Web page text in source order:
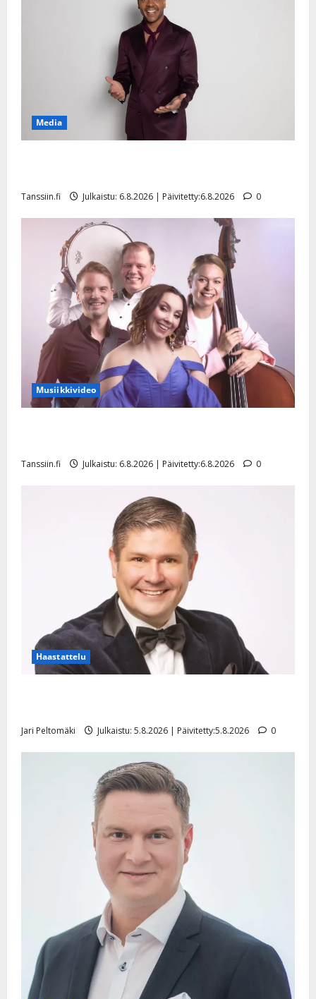
Media
Tanssiin.fi Julkaistu: 6.8.2026 | Päivitetty:6.8.2026 0
Musiikkivideo
Tanssiin.fi Julkaistu: 6.8.2026 | Päivitetty:6.8.2026 0
Haastattelu
Jari Peltomäki Julkaistu: 5.8.2026 | Päivitetty:5.8.2026 0